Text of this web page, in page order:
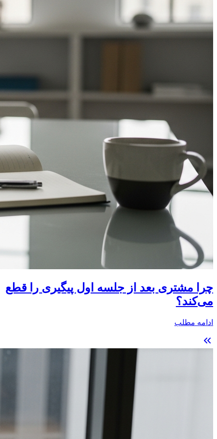
چرا مشتری بعد از جلسه اول پیگیری را قطع
می‌کند؟
ادامه مطلب